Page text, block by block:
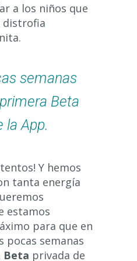
a los niños que
distrofia
semanas
Beta
la App.
Y hemos
tanta energía
estamos
para que en
pocas semanas
Beta privada de